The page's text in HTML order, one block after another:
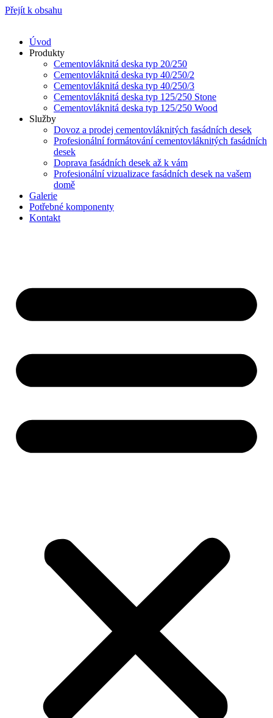
Přejít k obsahu
Úvod
Produkty
Cementovláknitá deska typ 20/250
Cementovláknitá deska typ 40/250/2
Cementovláknitá deska typ 40/250/3
Cementovláknitá deska typ 125/250 Stone
Cementovláknitá deska typ 125/250 Wood
Služby
Dovoz a prodej cementovláknitých fasádních desek
Profesionální formátování cementovláknitých fasádních
desek
Doprava fasádních desek až k vám
Profesionální vizualizace fasádních desek na vašem
domě
Galerie
Potřebné komponenty
Kontakt